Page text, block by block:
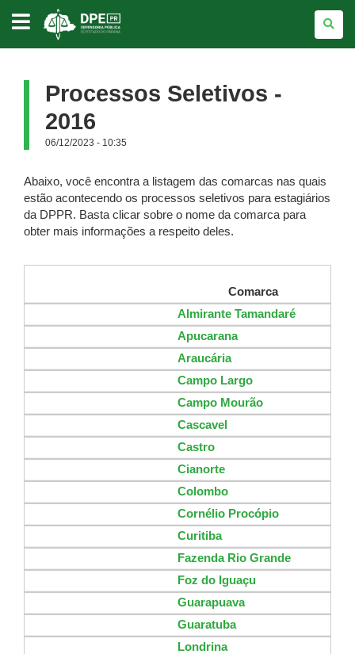
DEFENSORIA
PÚBLICA
DO
ESTADO
Processos Seletivos -
2016
06/12/2023 - 10:35
Abaixo, você encontra a listagem das comarcas nas quais
estão acontecendo os processos seletivos para estagiários
da DPPR. Basta clicar sobre o nome da comarca para
obter mais informações a respeito deles.
Comarca
Almirante Tamandaré
Apucarana
Araucária
Campo Largo
Campo Mourão
Cascavel
Castro
Cianorte
Colombo
Cornélio Procópio
Curitiba
Fazenda Rio Grande
Foz do Iguaçu
Guarapuava
Guaratuba
Londrina